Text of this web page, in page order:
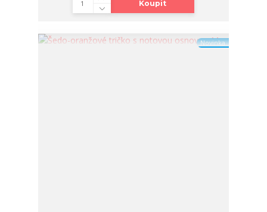
Koupit
Novinka